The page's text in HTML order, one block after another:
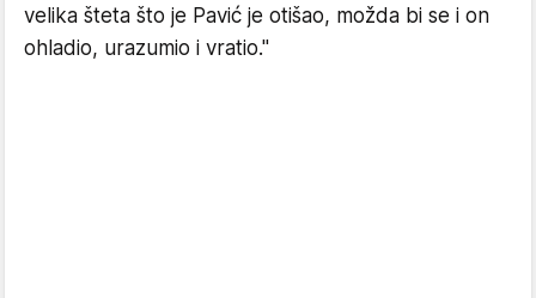
velika šteta što je Pavić je otišao, možda bi se i on
ohladio, urazumio i vratio."